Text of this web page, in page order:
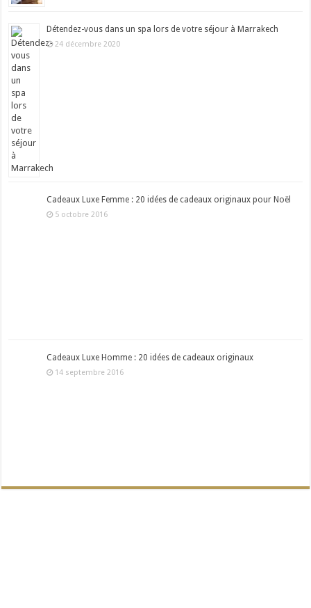
Détendez-vous dans un spa lors de votre séjour à Marrakech
24 décembre 2020
Cadeaux Luxe Femme : 20 idées de cadeaux originaux pour Noël
5 octobre 2016
Cadeaux Luxe Homme : 20 idées de cadeaux originaux
14 septembre 2016